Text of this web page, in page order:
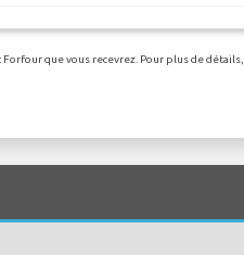
que vous recevrez. Pour plus de détails,